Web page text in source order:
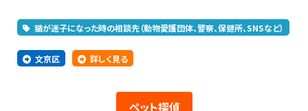
猫が迷子になった時の相談先（動物愛護団体、警察、保健所、SNSなど）
文京区 詳しく見る
ペット探偵